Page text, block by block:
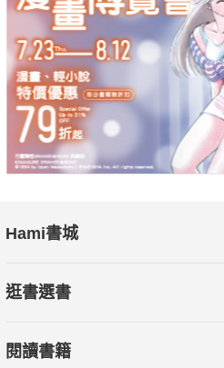
Hami書城
逛書選書
閱讀書籍